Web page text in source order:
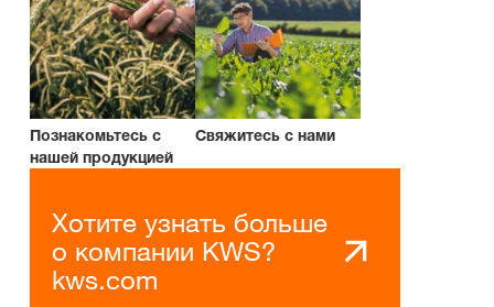
Познакомьтесь с
нашей продукцией
Свяжитесь с нами
Хотите узнать больше
о компании KWS?
kws.com